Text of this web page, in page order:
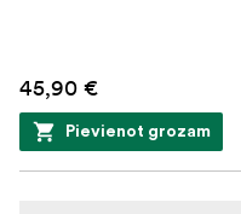
45,90 €
Pievienot grozam